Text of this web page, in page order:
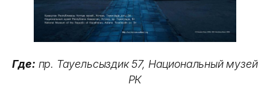
Где: пр. Тауельсыздик 57, Национальный музей
РК